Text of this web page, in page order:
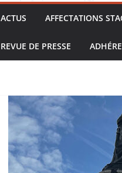
ACTUS AFFECTATIONS
REVUE DE PRESSE